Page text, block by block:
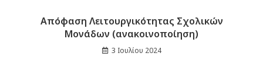
Απόφαση Λειτουργικότητας Σχολικών
Μονάδων (ανακοινοποίηση)
3 Ιουλίου 2024